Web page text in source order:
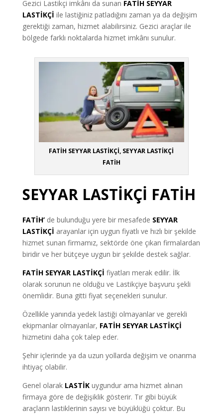
Gezici Lastikçi imkânı da sunan FATİH SEYYAR
LASTİKÇİ ile lastiğiniz patladığını zaman ya da değişim
gerektiği zaman, hizmet alabilirsiniz. Gezici araçlar ile
bölgede farklı noktalarda hizmet imkânı sunulur.
FATİH SEYYAR LASTİKÇİ, SEYYAR LASTİKÇİ
FATİH
SEYYAR LASTİKÇİ FATİH
FATİH’ de bulunduğu yere bir mesafede SEYYAR
LASTİKÇİ arayanlar için uygun fiyatlı ve hızlı bir şekilde
hizmet sunan firmamız, sektörde öne çıkan firmalardan
biridir ve her bütçeye uygun bir şekilde destek sağlar.
FATİH SEYYAR LASTİKÇİ fiyatları merak edilir. İlk
olarak sorunun ne olduğu ve Lastikçiye başvuru şekli
önemlidir. Buna gitti fiyat seçenekleri sunulur.
Özellikle yanında yedek lastiği olmayanlar ve gerekli
ekipmanlar olmayanlar, FATİH SEYYAR LASTİKÇİ
hizmetini daha çok talep eder.
Şehir içlerinde ya da uzun yollarda değişim ve onarıma
ihtiyaç olabilir.
Genel olarak LASTİK uygundur ama hizmet alınan
firmaya göre de değişiklik gösterir. Tır gibi büyük
araçların lastiklerinin sayısı ve büyüklüğü çoktur. Bu